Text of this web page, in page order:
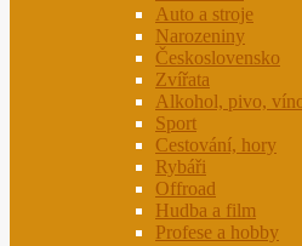
Auto a stroje
Narozeniny
Československo
Zvířata
Alkohol, pivo,
Sport
Cestování, hory
Rybáři
Offroad
Hudba a film
Profese a hobby